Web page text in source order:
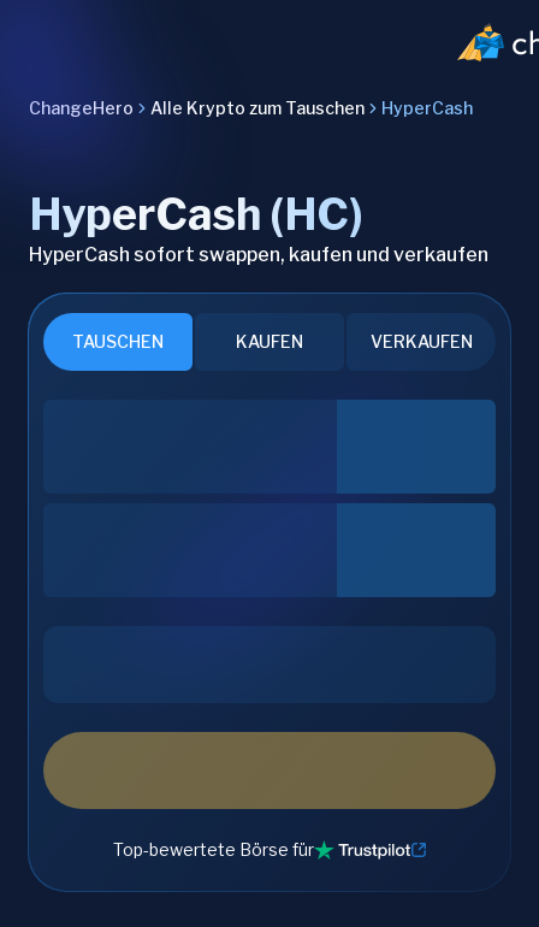
ChangeHero Alle Krypto zum Tauschen HyperCash
HyperCash (HC)
HyperCash sofort swappen, kaufen und verkaufen
TAUSCHEN KAUFEN VERKAUFEN
Top-bewertete Börse für